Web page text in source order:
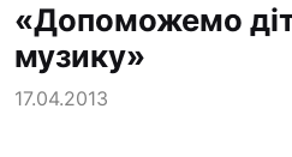
«Допоможемо
музику»
17.04.2013